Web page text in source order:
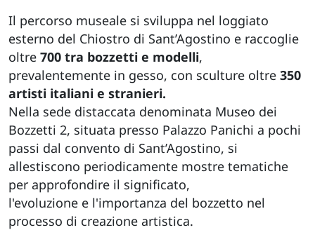
Il percorso museale si sviluppa nel loggiato
esterno del Chiostro di Sant’Agostino e raccoglie
oltre 700 tra bozzetti e modelli,
prevalentemente in gesso, con sculture oltre 350
artisti italiani e stranieri.
Nella sede distaccata denominata Museo dei
Bozzetti 2, situata presso Palazzo Panichi a pochi
passi dal convento di Sant’Agostino, si
allestiscono periodicamente mostre tematiche
per approfondire il significato,
l'evoluzione e l'importanza del bozzetto nel
processo di creazione artistica.